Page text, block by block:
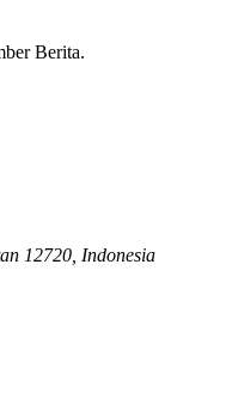
Berita.
12720, Indonesia